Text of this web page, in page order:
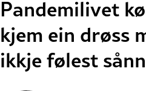
Pandemilivet
kjem ein drøss
ikkje følest